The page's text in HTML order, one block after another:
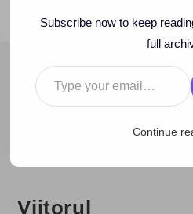
BLOG
2009 > May > 5 > Zi de zi >
Viitorul
Subscribe now to keep
full
Type your email…
Continue